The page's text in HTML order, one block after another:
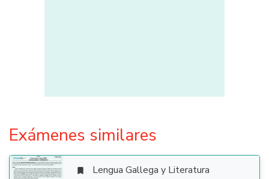
Exámenes similares
 Lengua Gallega y Literatura